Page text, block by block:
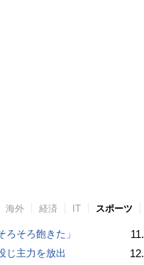
海外 経済 IT スポーツ
ろそろ飽きた」
じ主力を放出
11.
12.